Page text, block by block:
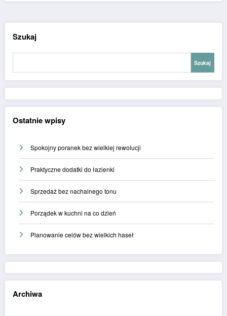
Szukaj
Szukaj
Ostatnie wpisy
Spokojny poranek bez wielkiej rewolucji
Praktyczne dodatki do łazienki
Sprzedaż bez nachalnego tonu
Porządek w kuchni na co dzień
Planowanie celów bez wielkich haseł
Archiwa